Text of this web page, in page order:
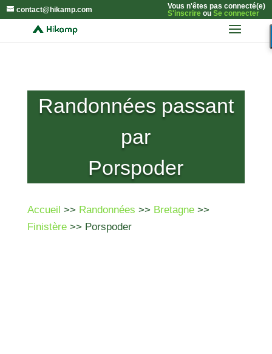
contact@hikamp.com
Vous n'êtes pas connecté(e)
S'inscrireou Se connecter
Randonnées passant
par
Porspoder
Accueil >> Randonnées >> Bretagne>>
Finistère>> Porspoder